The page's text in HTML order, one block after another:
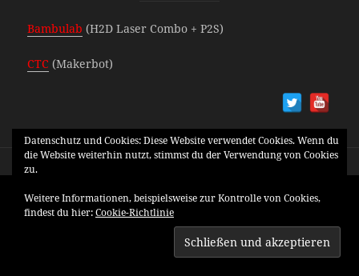
Bambulab (H2D Laser Combo + P2S)
CTC (Makerbot)
Datenschutz und Cookies: Diese Website verwendet Cookies. Wenn du
die Website weiterhin nutzt, stimmst du der Verwendung von Cookies
zu.
Weitere Informationen, beispielsweise zur Kontrolle von Cookies,
findest du hier:Cookie-Richtlinie